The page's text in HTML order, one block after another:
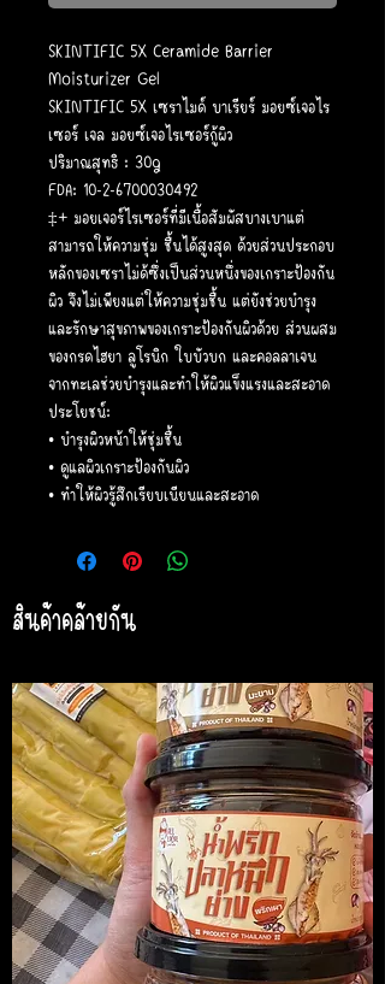
SKINTIFIC 5X Ceramide Barrier
Moisturizer Gel
SKINTIFIC 5X เซราไมด์ บาเรียร์ มอยซ์เจอไร
เซอร์ เจล มอยซ์เจอไรเซอร์กู้ผิว
ปริมาณสุทธิ : 30g
FDA: 10-2-6700030492
‡+ มอยเจอร์ไรเซอร์ที่มีเนื้อสัมผัสบางเบาแต่
สามารถให้ความชุ่ม ชื้นได้สูงสุด ด้วยส่วนประกอบ
หลักของเซราไม่ด้ซึ่งเป็นส่วนหนึ่งของเกราะป้องกัน
ผิว จึงไม่เพียงแต่ให้ความชุ่มชื้น แต่ยังช่วยบำรุง
และรักษาสุขภาพของเกราะป้องกันผิวด้วย ส่วนผสม
ของกรดไฮยา ลูโรนิก ใบบัวบก และคอลลาเจน
จากทะเลช่วยบำรุงและทำให้ผิวแข็งแรงและสะอาด
ประโยชน์:
• บำรุงผิวหน้าให้ชุ่มชื้น
• ดูแลผิวเกราะป้องกันผิว
• ทำให้ผิวรู้สึกเรียบเนียนและสะอาด
สินค้าคล้ายกัน